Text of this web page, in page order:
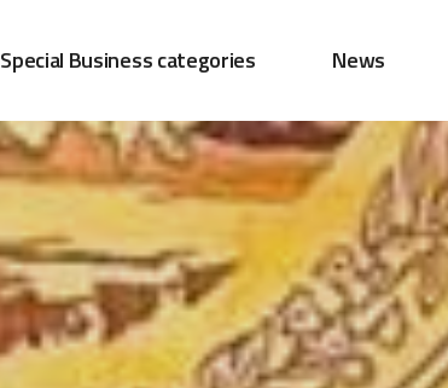
Special Business categories News